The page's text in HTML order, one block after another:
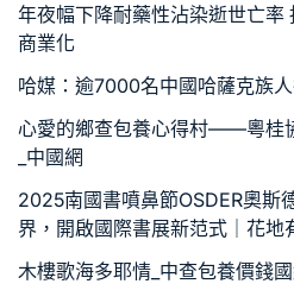
年夜幅下降耐藥性沾染逝世亡率
商業化
哈媒：逾7000名中國哈薩克族
心愛的鄉查包養心得村——粵桂
_中國網
2025南國書噴鼻節OSDER奧斯
界，開啟國際書展新范式｜花地
木樓歌海多耶情_中查包養價錢